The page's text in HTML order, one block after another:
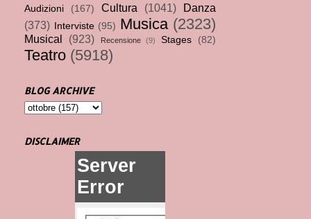
Audizioni (167) Cultura (1041)
Danza
(373)
Interviste (95) Musica (2323)
Musical (923) Recensione (9) Stages (82)
Teatro (5918)
BLOG ARCHIVE
DISCLAIMER